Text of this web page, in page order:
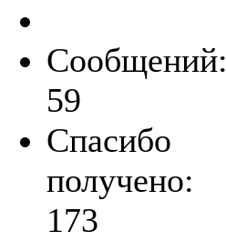
Сообщений:
59
Спасибо
получено:
173